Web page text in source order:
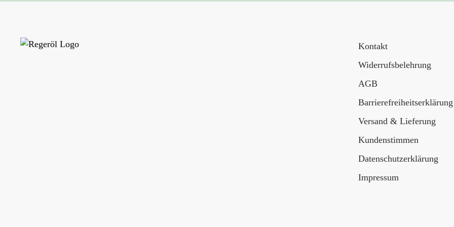
Kontakt
Widerrufsbelehrung
AGB
Barrierefreiheitserklärung
Versand & Lieferung
Kundenstimmen
Datenschutzerklärung
Impressum